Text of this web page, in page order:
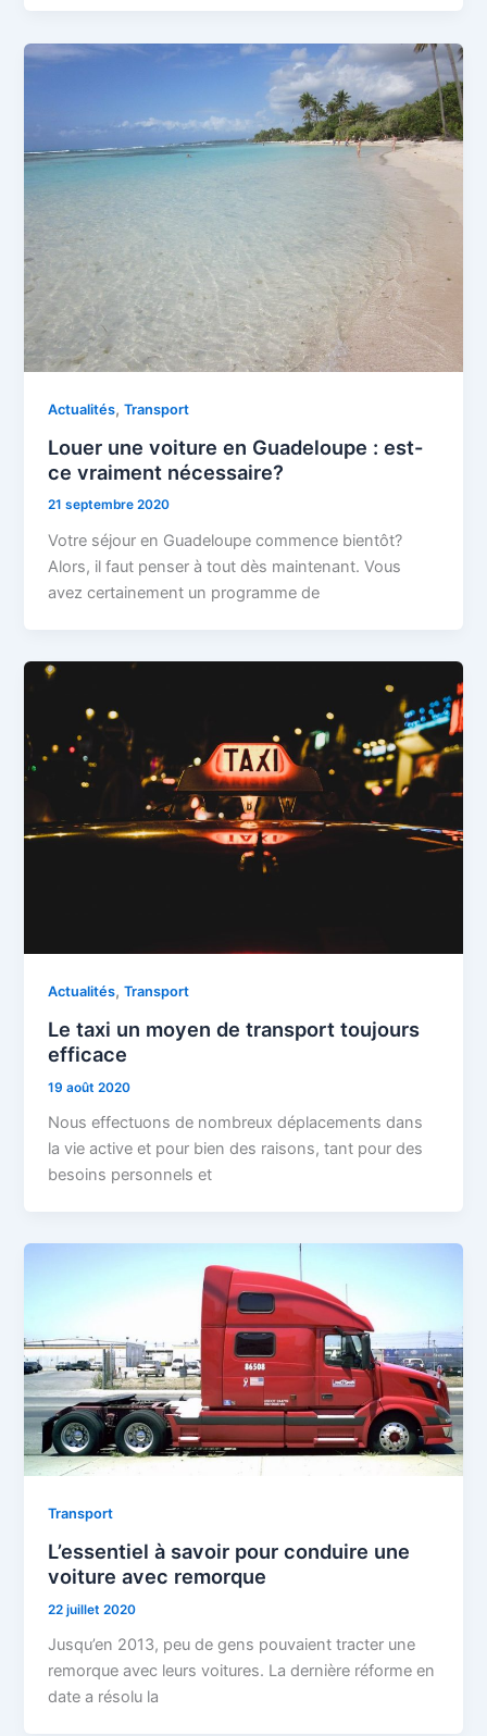
Actualités,Transport
Louer une voiture en Guadeloupe : est-
ce vraiment nécessaire?
21 septembre 2020
Votre séjour en Guadeloupe commence bientôt?
Alors, il faut penser à tout dès maintenant. Vous
avez certainement un programme de
Actualités,Transport
Le taxi un moyen de transport toujours
efficace
19 août 2020
Nous effectuons de nombreux déplacements dans
la vie active et pour bien des raisons, tant pour des
besoins personnels et
Transport
L’essentiel à savoir pour conduire une
voiture avec remorque
22 juillet 2020
Jusqu’en 2013, peu de gens pouvaient tracter une
remorque avec leurs voitures. La dernière réforme en
date a résolu la